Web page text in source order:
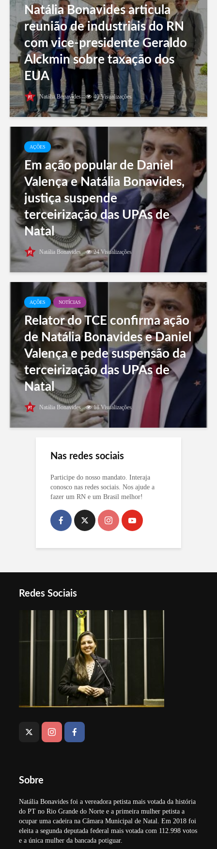
Natália Bonavides articula
reunião de industriais do RN
com vice-presidente Geraldo
Alckmin sobre taxação dos
EUA
Natália Bonavides 40 Visualizações
AÇÕES
Em ação popular de Daniel
Valença e Natália Bonavides,
justiça suspende
terceirização das UPAs de
Natal
Natália Bonavides 24 Visualizações
AÇÕES NOTÍCIAS
Relator do TCE confirma ação
de Natália Bonavides e Daniel
Valença e pede suspensão da
terceirização das UPAs de
Natal
Natália Bonavides 18 Visualizações
Nas redes sociais
Participe do nosso mandato. Interaja
conosco nas redes sociais. Nos ajude a
fazer um RN e um Brasil melhor!
Redes Sociais
Sobre
Natália Bonavides foi a vereadora petista mais votada da história
do PT no Rio Grande do Norte e a primeira mulher petista a
ocupar uma cadeira na Câmara Municipal de Natal. Em 2018 foi
eleita a segunda deputada federal mais votada com 112.998 votos
e a única mulher da bancada potiguar.